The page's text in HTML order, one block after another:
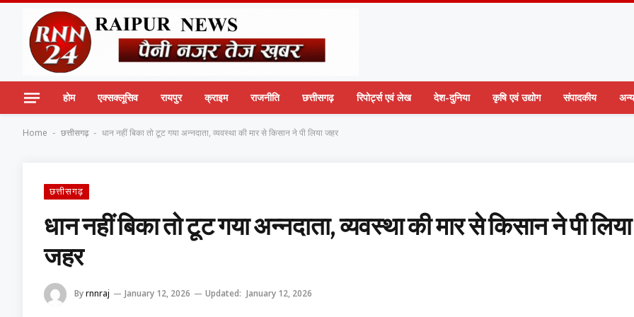
होम एक्सक्लूसिव रायपुर क्राइम राजनीति छत्तीसगढ़ रिपोर्ट्स एवं लेख देश-दुनिया कृषि एवं उद्योग संपादकीय अन्य
Home - छत्तीसगढ़ - धान नहीं बिका तो टूट गया अन्नदाता, व्यवस्था की मार से किसान ने पी लिया जहर
छत्तीसगढ़
धान नहीं बिका तो टूट गया अन्नदाता, व्यवस्था की मार से किसान ने पी लिया
जहर
Byrnnraj January 12, 2026 Updated: January 12, 2026